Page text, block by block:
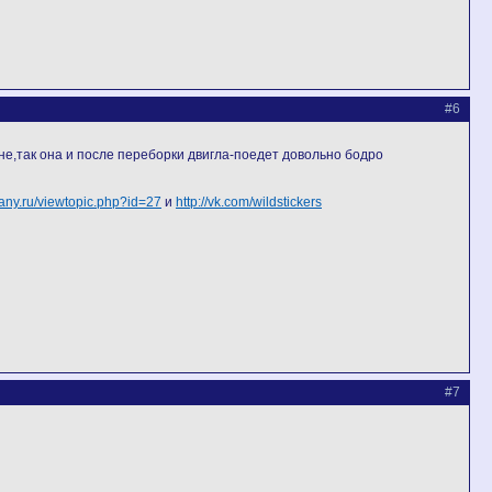
#6
она и после переборки двигла-поедет довольно бодро
viewtopic.php?id=27 и http://vk.com/wildstickers
#7